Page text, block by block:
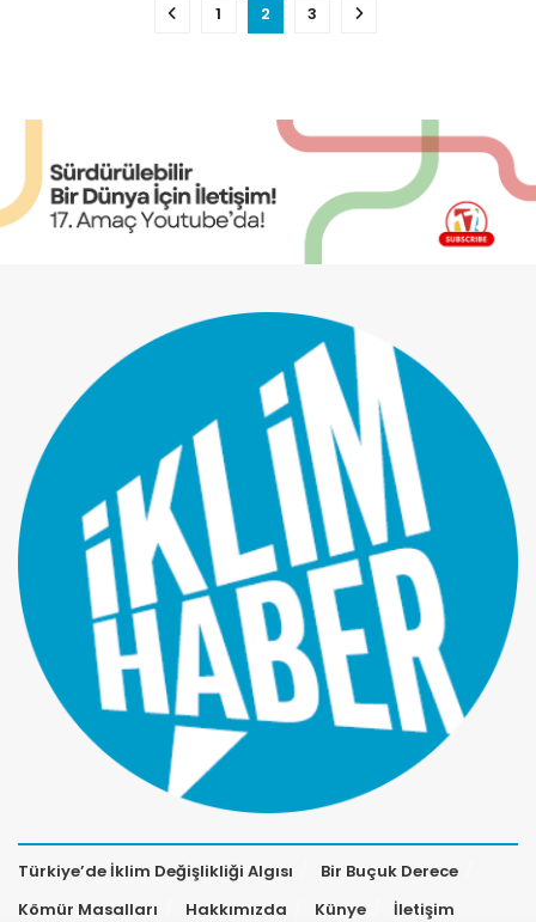
1 2 3
Türkiye’de İklim Değişlikliği Algısı
Bir Buçuk Derece
Kömür Masalları
Hakkımızda Künye İletişim